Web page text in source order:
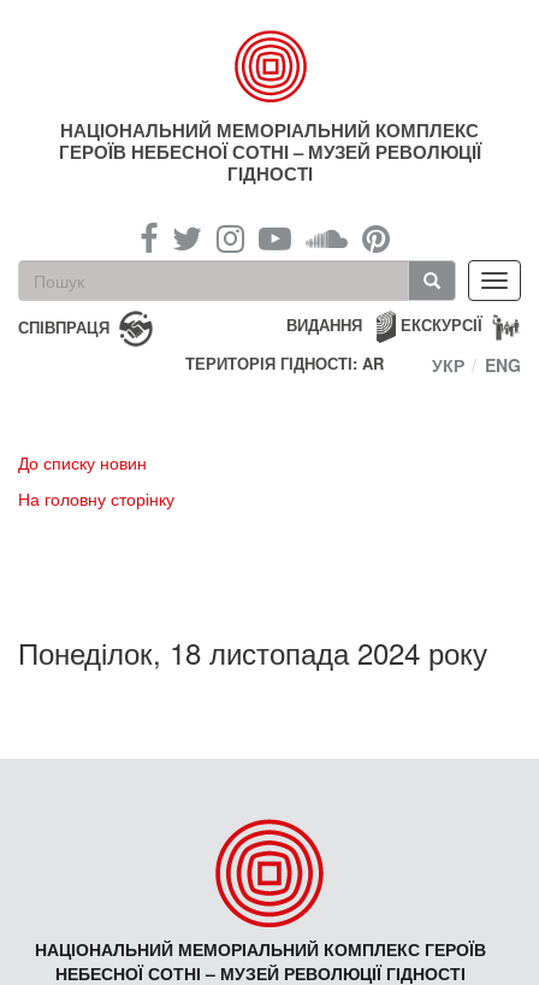
НАЦІОНАЛЬНИЙ МЕМОРІАЛЬНИЙ КОМПЛЕКС
ГЕРОЇВ НЕБЕСНОЇ СОТНІ – МУЗЕЙ РЕВОЛЮЦІЇ
ГІДНОСТІ
Пошукова
форма
Пошук
СПІВПРАЦЯ ЕКСКУРСІЇ
ВИДАННЯ
ТЕРИТОРІЯ ГІДНОСТІ: AR
УКР ENG
До списку новин
На головну сторінку
Понеділок, 18 листопада 2024 року
НАЦІОНАЛЬНИЙ МЕМОРІАЛЬНИЙ КОМПЛЕКС ГЕРОЇВ
НЕБЕСНОЇ СОТНІ – МУЗЕЙ РЕВОЛЮЦІЇ ГІДНОСТІ